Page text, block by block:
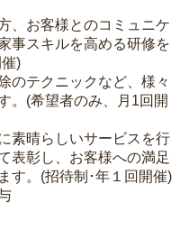
、お客様とのコミュニケ
事スキルを高める研修を
)
のテクニックなど、様々
。(希望者のみ、月1回開
素晴らしいサービスを行
表彰し、お客様への満足
す。(招待制･年１回開催)